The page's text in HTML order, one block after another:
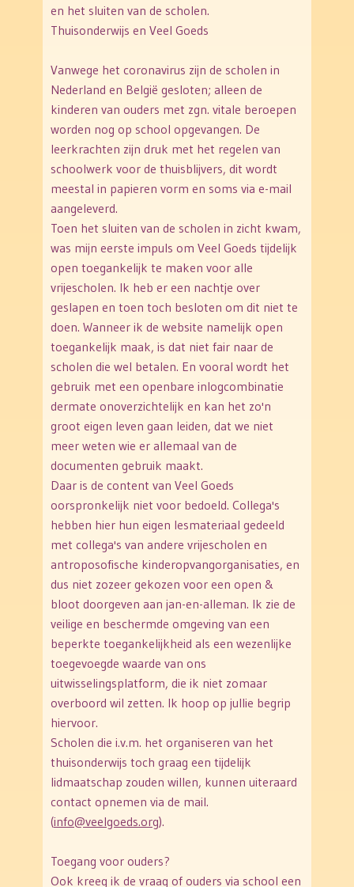
en het sluiten van de scholen.
Thuisonderwijs en Veel Goeds
Vanwege het coronavirus zijn de scholen in
Nederland en België gesloten; alleen de
kinderen van ouders met zgn. vitale beroepen
worden nog op school opgevangen. De
leerkrachten zijn druk met het regelen van
schoolwerk voor de thuisblijvers, dit wordt
meestal in papieren vorm en soms via e-mail
aangeleverd.
Toen het sluiten van de scholen in zicht kwam,
was mijn eerste impuls om Veel Goeds tijdelijk
open toegankelijk te maken voor alle
vrijescholen. Ik heb er een nachtje over
geslapen en toen toch besloten om dit niet te
doen. Wanneer ik de website namelijk open
toegankelijk maak, is dat niet fair naar de
scholen die wel betalen. En vooral wordt het
gebruik met een openbare inlogcombinatie
dermate onoverzichtelijk en kan het zo'n
groot eigen leven gaan leiden, dat we niet
meer weten wie er allemaal van de
documenten gebruik maakt.
Daar is de content van Veel Goeds
oorspronkelijk niet voor bedoeld. Collega's
hebben hier hun eigen lesmateriaal gedeeld
met collega's van andere vrijescholen en
antroposofische kinderopvangorganisaties, en
dus niet zozeer gekozen voor een open &
bloot doorgeven aan jan-en-alleman. Ik zie de
veilige en beschermde omgeving van een
beperkte toegankelijkheid als een wezenlijke
toegevoegde waarde van ons
uitwisselingsplatform, die ik niet zomaar
overboord wil zetten. Ik hoop op jullie begrip
hiervoor.
Scholen die i.v.m. het organiseren van het
thuisonderwijs toch graag een tijdelijk
lidmaatschap zouden willen, kunnen uiteraard
contact opnemen via de mail.
(info@veelgoeds.org).
Toegang voor ouders?
Ook kreeg ik de vraag of ouders via school een